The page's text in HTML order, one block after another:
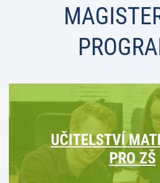
UČITELSTVÍ
PRO ZŠ